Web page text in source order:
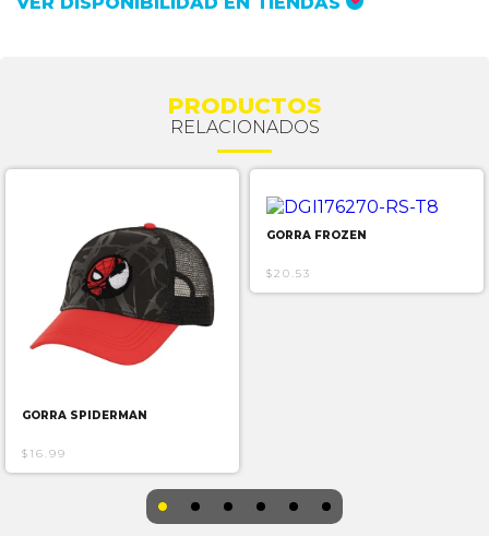
PRODUCTOS
RELACIONADOS
GORRA SPIDERMAN
$16.99
GORRA FROZEN
$20.53